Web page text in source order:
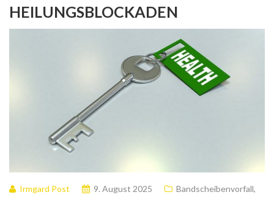
HEILUNGSBLOCKADEN
Irmgard Post 9. August 2025 Bandscheibenvorfall,